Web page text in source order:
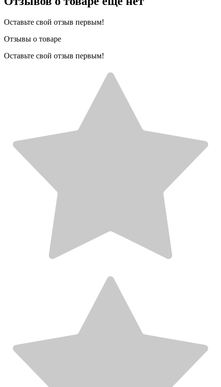
Оставьте свой отзыв первым!
Отзывы о товаре
Оставьте свой отзыв первым!